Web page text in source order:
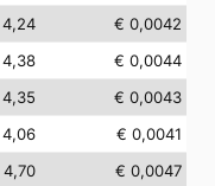
€ 0,0042
€ 0,0044
€ 0,0043
€ 0,0041
€ 0,0047